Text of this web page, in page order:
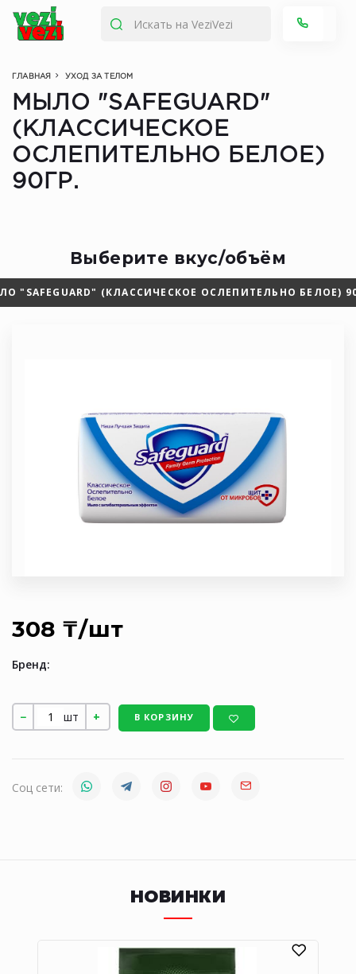
ГЛАВНАЯ УХОД ЗА ТЕЛОМ
МЫЛО "SAFEGUARD"
(КЛАССИЧЕСКОЕ
ОСЛЕПИТЕЛЬНО БЕЛОЕ)
90ГР.
Выберите вкус/объём
"SAFEGUARD" (КЛАССИЧЕСКОЕ ОСЛЕПИТЕЛЬНО БЕЛОЕ)
308 ₸/шт
Бренд:
шт В КОРЗИНУ
Соц сети:
НОВИНКИ